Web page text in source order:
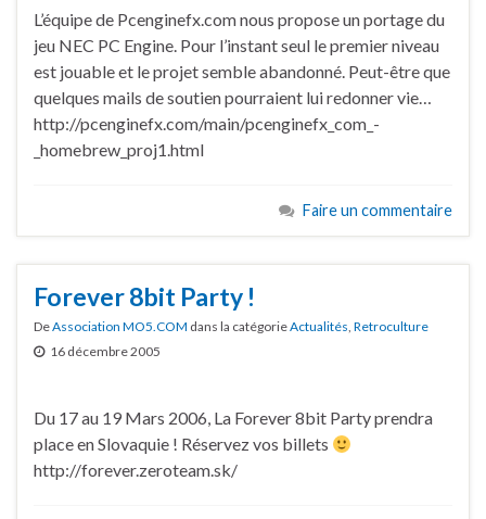
L’équipe de Pcenginefx.com nous propose un portage du
jeu NEC PC Engine. Pour l’instant seul le premier niveau
est jouable et le projet semble abandonné. Peut-être que
quelques mails de soutien pourraient lui redonner vie…
http://pcenginefx.com/main/pcenginefx_com_-
_homebrew_proj1.html
Faire un commentaire
Forever 8bit Party !
DeAssociation MO5.COM dans la catégorieActualités, Retroculture
16 décembre 2005
Du 17 au 19 Mars 2006, La Forever 8bit Party prendra
place en Slovaquie ! Réservez vos billets
http://forever.zeroteam.sk/